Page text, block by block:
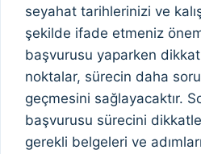
seyahat tarihlerinizi ve
şekilde ifade etmeniz
başvurusu yaparken
noktalar, sürecin daha
geçmesini sağlayacaktır.
başvurusu sürecini
gerekli belgeleri ve